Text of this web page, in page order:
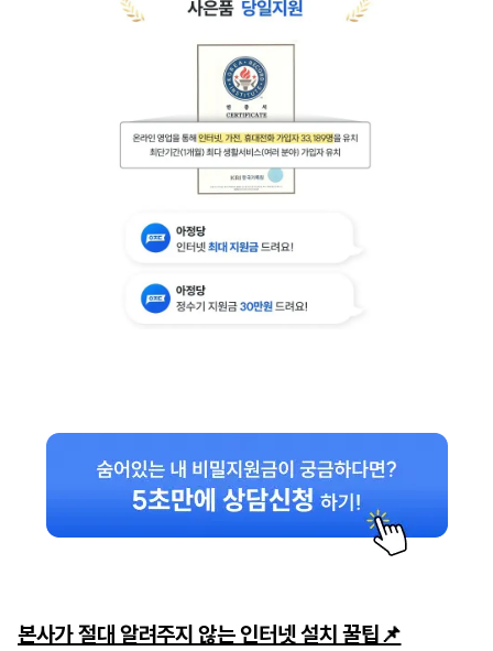
본사가 절대 알려주지 않는 인터넷 설치 꿀팁📌